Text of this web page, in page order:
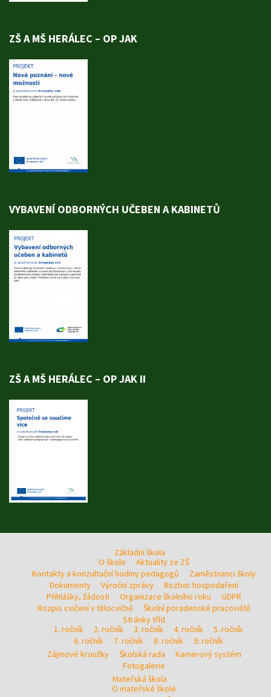
ZŠ A MŠ HERÁLEC – OP JAK
VYBAVENÍ ODBORNÝCH UČEBEN A KABINETŮ
ZŠ A MŠ HERÁLEC – OP JAK II
Základní škola
O škole
Aktuality ze ZŠ
Kontakty a konzultační hodiny pedagogů
Zaměstnanci školy
Dokumenty
Výroční zprávy
Rozbor hospodaření
Přihlášky, žádosti
Organizace školního roku
GDPR
Rozpis cvičení v tělocvičně
Školní poradenské pracoviště
Stránky tříd
1. ročník
2. ročník 3. ročník 4. ročník
5. ročník
6. ročník
7. ročník 8. ročník
9. ročník
Zájmové kroužky
Školská rada
Kamerový systém
Fotogalerie
Mateřská škola
O mateřské škole